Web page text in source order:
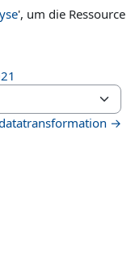
', um die Ressource
→